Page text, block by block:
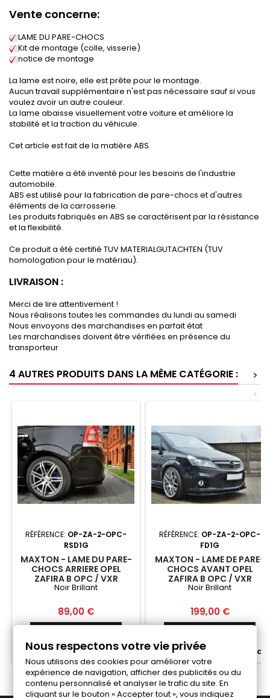
Vente concerne:
LAME DU PARE-CHOCS
Kit de montage (colle, visserie)
notice de montage
La lame est noire, elle est prête pour le montage.
Aucun travail supplémentaire n'est pas nécessaire sauf si vous
voulez avoir un autre couleur.
La lame abaisse visuellement votre voiture et améliore la
stabilité et la traction du véhicule.
Cet article est fait de la matière ABS.
Cette matière a été inventé pour les besoins de l'industrie
automobile.
ABS est utilisé pour la fabrication de pare-chocs et d'autres
éléments de la carrosserie.
Les produits fabriqués en ABS se caractérisent par la résistance
et la flexibilité.
Ce produit a été certifié TUV MATERIALGUTACHTEN (TUV
homologation pour le matériau).
LIVRAISON :
Merci de lire attentivement !
Nous réalisons toutes les commandes du lundi au samedi
Nous envoyons des marchandises en parfait état
Les marchandises doivent être vérifiées en présence du
transporteur
4 AUTRES PRODUITS DANS LA MÊME CATÉGORIE :
>
<
RÉFÉRENCE: OP-ZA-2-OPC-
RSD1G
MAXTON - LAME DU PARE-
CHOCS ARRIERE OPEL
ZAFIRA B OPC / VXR
Noir Brillant
Prix
89,00 €
Fabriqué a la commande
RÉFÉRENCE: OP-ZA-2-OPC-
FD1G
MAXTON - LAME DE PARE-
CHOCS AVANT OPEL
ZAFIRA B OPC / VXR
Noir Brillant
Prix
199,00 €
Fabriqué a la commande
Nous respectons votre vie privée
Nous utilisons des cookies pour améliorer votre
expérience de navigation, afficher des publicités ou du
contenu personnalisé et analyser le trafic du site. En
cliquant sur le bouton « Accepter tout », vous indiquez